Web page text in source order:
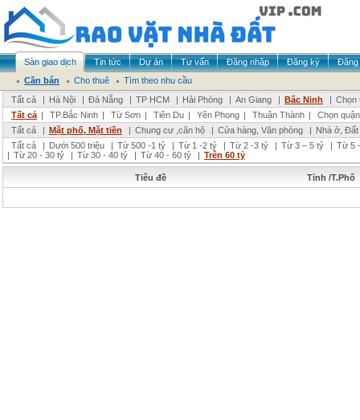
Sàn giao dịch Tin tức Dự án Tư vấn Đăng nhập Đăng ký
Đăng
Cần bán
Cho thuê
Tìm theo nhu cầu
Tất cả
| Hà Nội | Đà Nẵng | TP HCM | Hải Phòng | An Giang | Bắc Ninh | Chọn
Tất cả | TP.Bắc Ninh | Từ Sơn | Tiên Du | Yên Phong | Thuận Thành |
Chọn
Tất cả
| Mặt phố, Mặt tiền | Chung cư ,căn hộ | Cửa hàng, Văn phòng | Nhà ở,
Tất cả
| Dưới 500 triệu | Từ 500 -1 tỷ | Từ 1 -2 tỷ | Từ 2 -3 tỷ | Từ 3 – 5 tỷ | Từ 5
| Từ 20 - 30 tỷ | Từ 30 - 40 tỷ | Từ 40 - 60 tỷ | Trên 60 tỷ
Tiêu đề Tỉnh /T.Phố